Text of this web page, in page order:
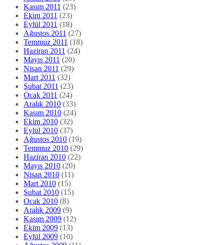
Kasım 2011 (23)
Ekim 2011 (23)
Eylül 2011 (18)
Ağustos 2011 (27)
Temmuz 2011 (18)
Haziran 2011 (24)
Mayıs 2011 (20)
Nisan 2011 (29)
Mart 2011 (32)
Şubat 2011 (23)
Ocak 2011 (24)
Aralık 2010 (33)
Kasım 2010 (24)
Ekim 2010 (32)
Eylül 2010 (37)
Ağustos 2010 (19)
Temmuz 2010 (29)
Haziran 2010 (22)
Mayıs 2010 (20)
Nisan 2010 (11)
Mart 2010 (15)
Şubat 2010 (15)
Ocak 2010 (8)
Aralık 2009 (9)
Kasım 2009 (12)
Ekim 2009 (13)
Eylül 2009 (10)